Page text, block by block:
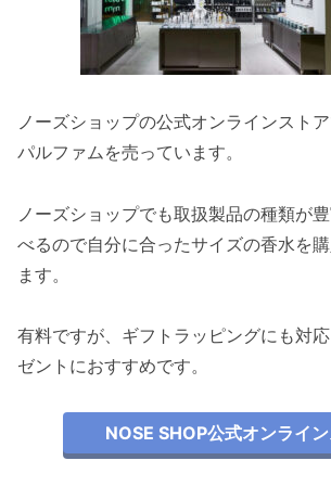
ノーズショップの公式オンラインスト
パルファムを売っています。
ノーズショップでも取扱製品の種類が
べるので自分に合ったサイズの香水を
ます。
有料ですが、ギフトラッピングにも対
ゼントにおすすめです。
NOSE SHOP公式オンライ